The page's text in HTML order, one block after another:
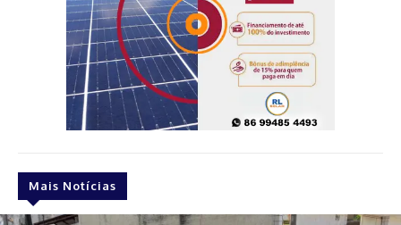
Mais Notícias